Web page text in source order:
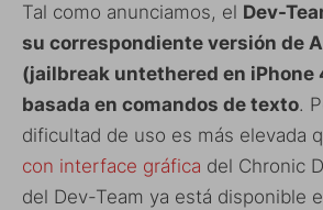
Tal como anunciamos, el Dev-
su correspondiente versión de
(jailbreak untethered en iPhone
basada en comandos de texto.
dificultad de uso es más elevada
con interface gráfica del Chronic
del Dev-Team ya está disponible